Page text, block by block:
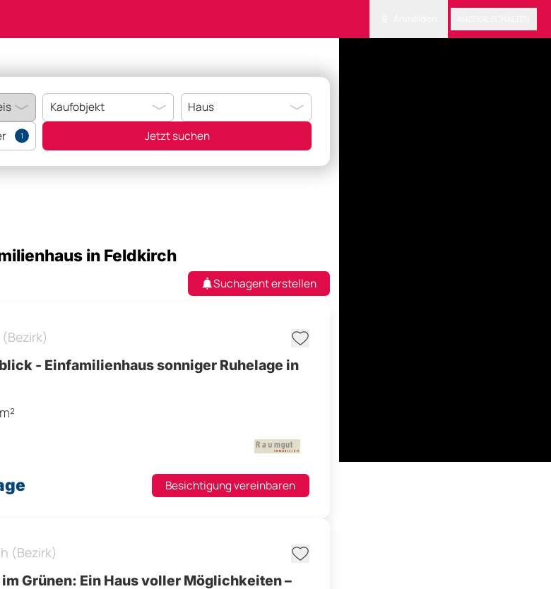
1 Jetzt suchen
in Feldkirch
Suchagent erstellen
- Einfamilienhaus sonniger Ruhelage in
Besichtigung vereinbaren
(Bezirk)
Grünen: Ein Haus voller Möglichkeiten –